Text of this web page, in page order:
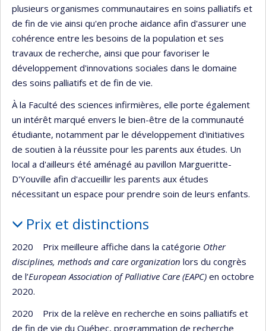
plusieurs organismes communautaires en soins palliatifs et
de fin de vie ainsi qu'en proche aidance afin d'assurer une
cohérence entre les besoins de la population et ses
travaux de recherche, ainsi que pour favoriser le
développement d'innovations sociales dans le domaine
des soins palliatifs et de fin de vie.
À la Faculté des sciences infirmières, elle porte également
un intérêt marqué envers le bien-être de la communauté
étudiante, notamment par le développement d'initiatives
de soutien à la réussite pour les parents aux études. Un
local a d'ailleurs été aménagé au pavillon Margueritte-
D'Youville afin d'accueillir les parents aux études
nécessitant un espace pour prendre soin de leurs enfants.
Prix et distinctions
2020 Prix meilleure affiche dans la catégorie Other
disciplines, methods and care organization lors du congrès
de l’European Association of Palliative Care (EAPC) en octobre
2020.
2020 Prix de la relève en recherche en soins palliatifs et
de fin de vie du Québec, programmation de recherche